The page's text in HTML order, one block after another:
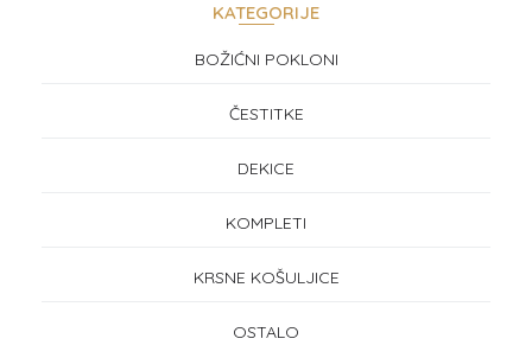
KATEGORIJE
BOŽIĆNI POKLONI
ČESTITKE
DEKICE
KOMPLETI
KRSNE KOŠULJICE
OSTALO